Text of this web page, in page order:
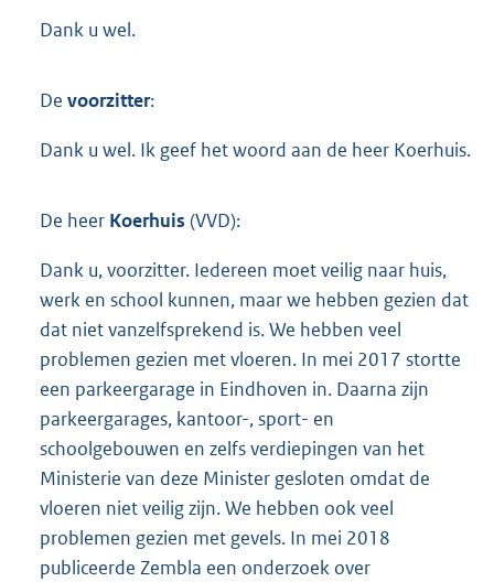
Dank u wel.
De voorzitter:
Dank u wel. Ik geef het woord aan de heer Koerhuis.
De heer Koerhuis (VVD):
Dank u, voorzitter. Iedereen moet veilig naar huis,
werk en school kunnen, maar we hebben gezien dat
dat niet vanzelfsprekend is. We hebben veel
problemen gezien met vloeren. In mei 2017 stortte
een parkeergarage in Eindhoven in. Daarna zijn
parkeergarages, kantoor-, sport- en
schoolgebouwen en zelfs verdiepingen van het
Ministerie van deze Minister gesloten omdat de
vloeren niet veilig zijn. We hebben ook veel
problemen gezien met gevels. In mei 2018
publiceerde Zembla een onderzoek over